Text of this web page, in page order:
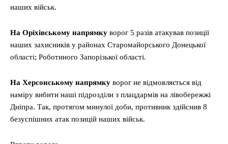
наших військ.
На Оріхівському напрямку ворог 5 разів атакував позиції
наших захисників у районах Старомайорського Донецької
області; Роботиного Запорізької області.
На Херсонському напрямку ворог не відмовляється від
наміру вибити наші підрозділи з плацдармів на лівобережжі
Дніпра. Так, протягом минулої доби, противник здійснив 8
безуспішних атак позицій наших військ.